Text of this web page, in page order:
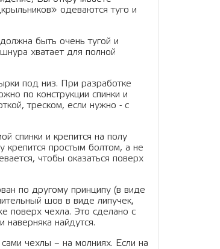
одеваются туго и
быть очень тугой и
хватает для полной
под низ. При разработке
по конструкции спинки и
треском, если нужно - с
спинки и крепится на полу
крепится простым болтом, а не
чтобы оказаться поверх
по другому принципу (в виде
шов в виде липучек,
поверх чехла. Это сделано с
найдутся.
чехлы – на молниях. Если на